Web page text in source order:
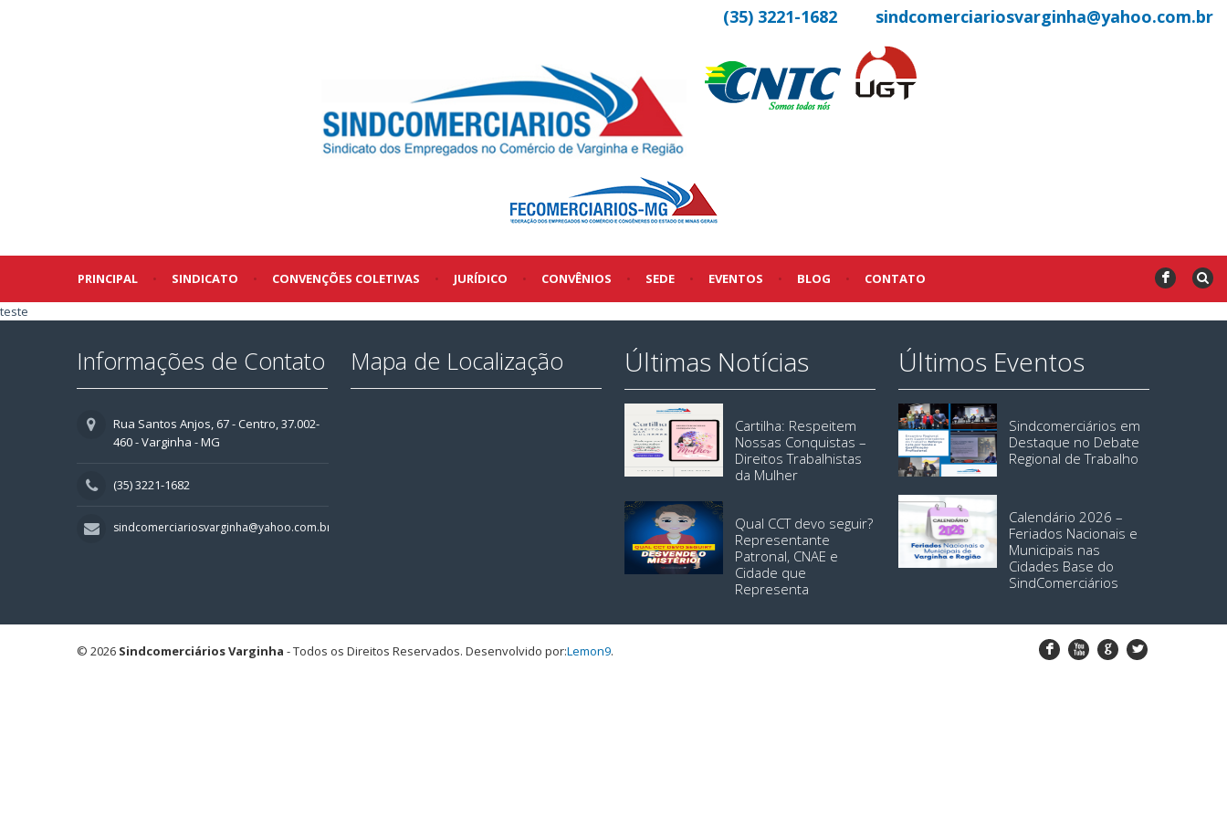
(35) 3221-1682 sindcomerciariosvarginha@yahoo.com.br
PRINCIPAL • SINDICATO • CONVENÇÕES COLETIVAS • JURÍDICO • CONVÊNIOS • SEDE • EVENTOS • BLOG • CONTATO F
teste
Informações de Contato
Rua Santos Anjos, 67 - Centro, 37.002-
460 - Varginha - MG
(35) 3221-1682
sindcomerciariosvarginha@yahoo.com.br
Mapa de Localização Últimas Notícias
Cartilha: Respeitem
Nossas Conquistas –
Direitos Trabalhistas
da Mulher
Qual CCT devo seguir?
Representante
Patronal, CNAE e
Cidade que
Representa
Últimos Eventos
Sindcomerciários em
Destaque no Debate
Regional de Trabalho
Calendário 2026 –
Feriados Nacionais e
Municipais nas
Cidades Base do
SindComerciários
© 2026 Sindcomerciários Varginha - Todos os Direitos Reservados. Desenvolvido por:Lemon9. F X G L